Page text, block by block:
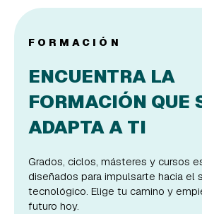
FORMACIÓN
ENCUENTRA LA
FORMACIÓN QUE
ADAPTA A TI
Grados, ciclos, másteres y cursos
diseñados para impulsarte hacia el
tecnológico. Elige tu camino y
futuro hoy.